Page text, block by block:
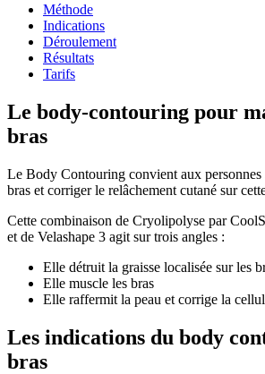
Méthode
Indications
Déroulement
Résultats
Tarifs
Le body-contouring pour
bras
Le Body Contouring convient aux
bras et corriger le relâchement cutané sur
Cette combinaison de Cryolipolyse par
et de Velashape 3 agit sur trois angles :
Elle détruit la graisse localisée sur les
Elle muscle les bras
Elle raffermit la peau et corrige la
Les indications du body
bras